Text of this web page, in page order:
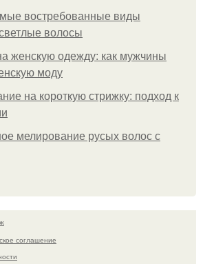
востребованные виды
волосы
женскую одежду: как мужчины
моду
на короткую стрижку: подход к
мелирование русых волос с
соглашение